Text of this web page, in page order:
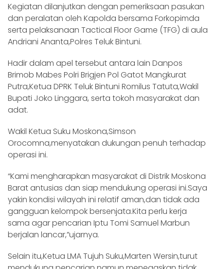
Kegiatan dilanjutkan dengan pemeriksaan pasukan
dan peralatan oleh Kapolda bersama Forkopimda
serta pelaksanaan Tactical Floor Game (TFG) di aula
Andriani Ananta,Polres Teluk Bintuni.
Hadir dalam apel tersebut antara lain Danpos
Brimob Mabes Polri Brigjen Pol Gatot Mangkurat
Putra,Ketua DPRK Teluk Bintuni Romilus Tatuta,Wakil
Bupati Joko Linggara, serta tokoh masyarakat dan
adat.
Wakil Ketua Suku Moskona,Simson
Orocomna,menyatakan dukungan penuh terhadap
operasi ini.
“Kami mengharapkan masyarakat di Distrik Moskona
Barat antusias dan siap mendukung operasi ini.Saya
yakin kondisi wilayah ini relatif aman,dan tidak ada
gangguan kelompok bersenjata.Kita perlu kerja
sama agar pencarian Iptu Tomi Samuel Marbun
berjalan lancar,”ujarnya.
Selain itu,Ketua LMA Tujuh Suku,Marten Wersin,turut